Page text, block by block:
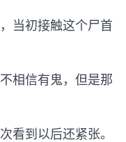
当初接触这个尸首
相信有鬼，但是那
到以后还紧张。